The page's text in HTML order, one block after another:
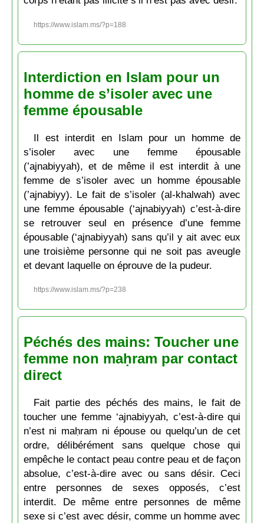
https://www.islam.ms/?p=188
Interdiction en Islam pour un
homme de s’isoler avec une
femme épousable
Il est interdit en Islam pour un homme de
s’isoler avec une femme épousable
(’ajnabiyyah), et de même il est interdit à une
femme de s’isoler avec un homme épousable
(’ajnabiyy). Le fait de s’isoler (al-khalwah) avec
une femme épousable (‘ajnabiyyah) c’est-à-dire
se retrouver seul en présence d’une femme
épousable (‘ajnabiyyah) sans qu’il y ait avec eux
une troisième personne qui ne soit pas aveugle
et devant laquelle on éprouve de la pudeur.
https://www.islam.ms/?p=238
Péchés des mains: Toucher une
femme non maḥram par contact
direct
Fait partie des péchés des mains, le fait de
toucher une femme ‘ajnabiyyah, c’est-à-dire qui
n’est ni maḥram ni épouse ou quelqu’un de cet
ordre, délibérément sans quelque chose qui
empêche le contact peau contre peau et de façon
absolue, c’est-à-dire avec ou sans désir. Ceci
entre personnes de sexes opposés, c’est
interdit. De même entre personnes de même
sexe si c’est avec désir, comme un homme avec